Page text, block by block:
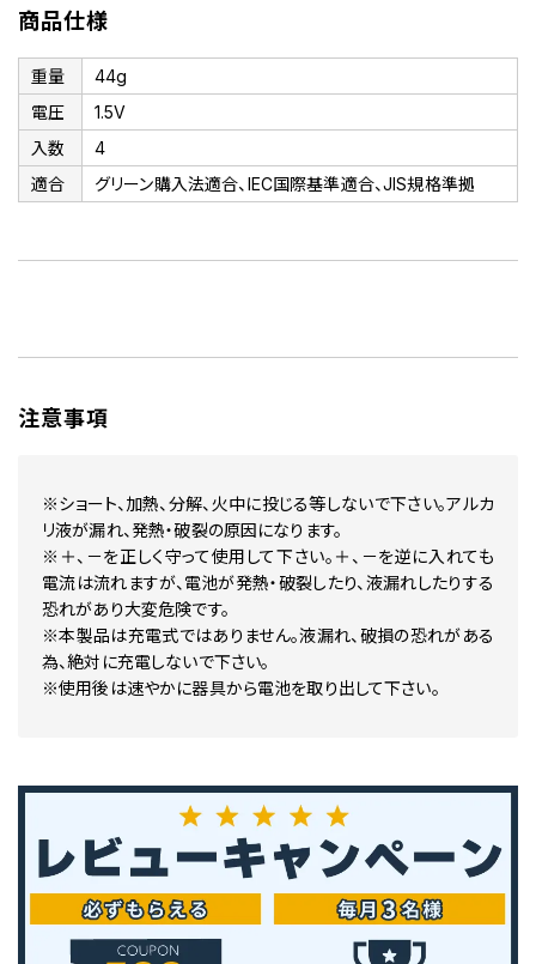
商品仕様
重量
44g
電圧
1.5V
入数
4
適合
グリーン購入法適合、IEC国際基準適合、JIS規格準拠
注意事項
※ショート、加熱、分解、火中に投じる等しないで下さい。アルカ
リ液が漏れ、発熱・破裂の原因になります。
※＋、－を正しく守って使用して下さい。＋、－を逆に入れても
電流は流れますが、電池が発熱・破裂したり、液漏れしたりする
恐れがあり大変危険です。
※本製品は充電式ではありません。液漏れ、破損の恐れがある
為、絶対に充電しないで下さい。
※使用後は速やかに器具から電池を取り出して下さい。